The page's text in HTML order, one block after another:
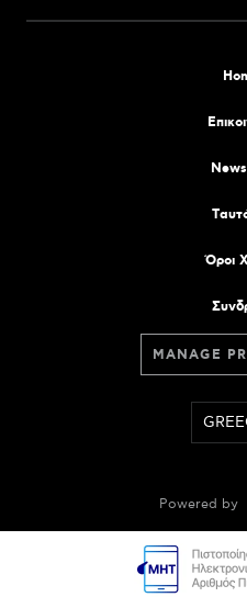
Όροι
MANAGE
Powered by